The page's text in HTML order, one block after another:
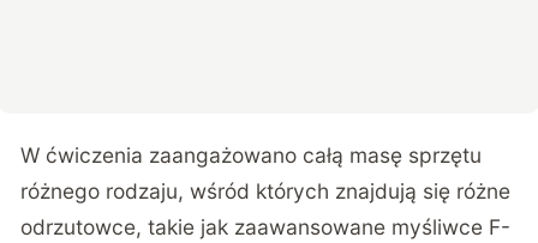
W ćwiczenia zaangażowano całą masę sprzętu
różnego rodzaju, wśród których znajdują się różne
odrzutowce, takie jak zaawansowane myśliwce F-